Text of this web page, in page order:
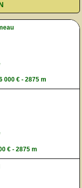
000 € - 2875 m
€ - 2875 m